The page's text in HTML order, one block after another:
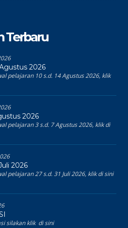
Terbaru
2026
pelajaran 10 s.d. 14 Agustus 2026, klik
2026
pelajaran 3 s.d. 7 Agustus 2026, klik di
2026
pelajaran 27 s.d. 31 Juli 2026, klik di sini
silakan klik di sini